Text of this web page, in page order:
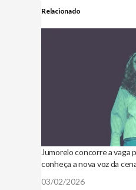
Relacionado
Jumorelo concorre a vaga
conheça a nova voz da
03/02/2026